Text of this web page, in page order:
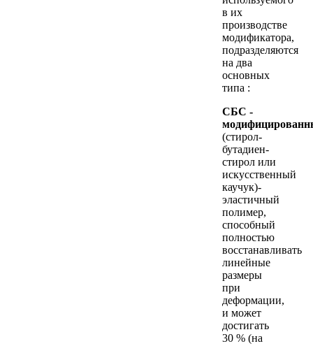
в их
производстве
модификатора,
подразделяются
на два
основных
типа :
СБС -
(стирол-
бутадиен-
стирол или
искусственный
каучук)-
эластичный
полимер,
способный
полностью
восстанавливать
линейные
размеры
при
деформации,
и может
достигать
30 % (на